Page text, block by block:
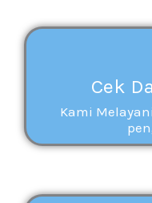
Cek
Kami